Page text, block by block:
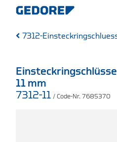
7312-
11 mm
7312-11 / Code-Nr. 7685370